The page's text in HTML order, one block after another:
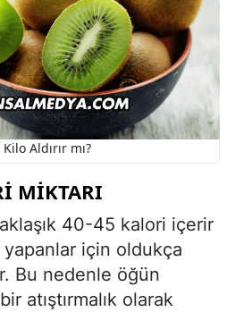
Aldırır mı?
MIKTARI
40-45 kalori içerir
için oldukça
Bu nedenle öğün
atıştırmalık olarak